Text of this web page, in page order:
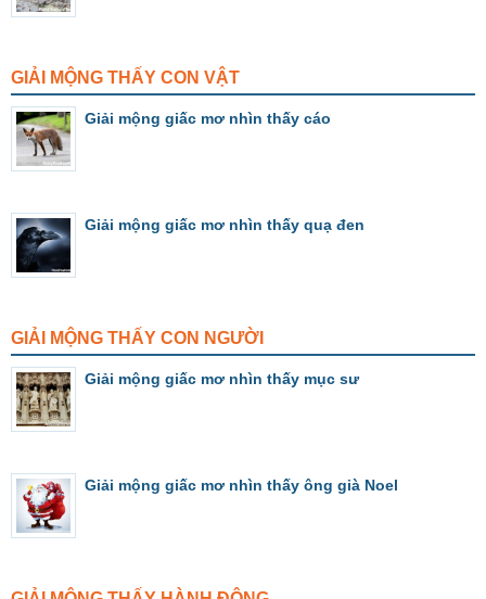
GIẢI MỘNG THẤY CON VẬT
Giải mộng giấc mơ nhìn thấy cáo
Giải mộng giấc mơ nhìn thấy quạ đen
GIẢI MỘNG THẤY CON NGƯỜI
Giải mộng giấc mơ nhìn thấy mục sư
Giải mộng giấc mơ nhìn thấy ông già Noel